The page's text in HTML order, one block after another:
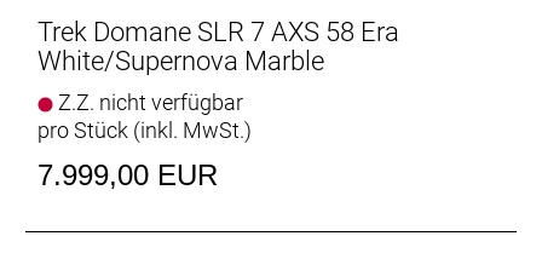
Centerlock, 160 mm
Max. Bremsscheibendu
Reifen: Bontrager Kwaremont RSL TLR, Tubeless-
Ready, faltbarer Wulstkern, Race Dual-Compound,
320 TPI, 700 x 32 mm
Trek Domane SLR 7 AXS 58 Era
White/Supernova Marble
Z.Z. nicht verfügbar
pro Stück (inkl. MwSt.)
7.999,00 EUR